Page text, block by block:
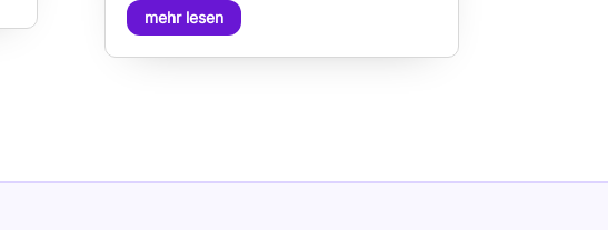
mehr lesen